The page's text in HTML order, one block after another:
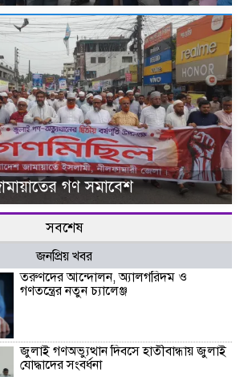
গণ সমাবেশ
সবশেষ
জনপ্রিয় খবর
তরুণদের আন্দোলন, অ্যালগরিদম ও
গণতন্ত্রের নতুন চ্যালেঞ্জ
জুলাই গণঅভ্যুত্থান দিবসে হাতীবান্ধায় জুলাই
যোদ্ধাদের সংবর্ধনা